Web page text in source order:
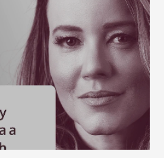
um momento em que autenticidade
peso nas conversas sobre marca,
- Vivemos um momento em que todo
entregam de verdade. O NM2B
palco a quem constrói com
isso fica ainda mais claro.
genuíno sustenta a confiança entre
afirma Tamires So...